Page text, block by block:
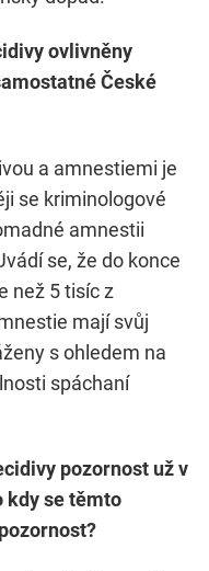
ovlivněny
České
a amnestiemi je
se kriminologové
amnestii
se, že do konce
než 5 tisíc z
mají svůj
s ohledem na
spáchaní
pozornost už v
kdy se těmto